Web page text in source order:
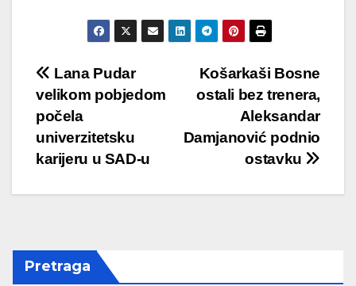
Post
navigation
Košarkaši Bosne
ostali bez trenera,
Aleksandar
Damjanović podnio
ostavku
Lana Pudar
velikom pobjedom
počela
univerzitetsku
karijeru u SAD-u
Pretraga